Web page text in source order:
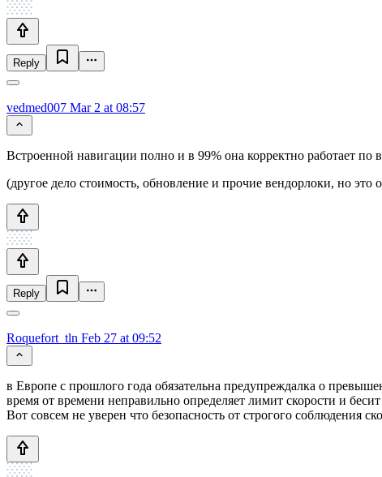
Reply
vedmed007 Mar 2 at 08:57
Встроенной навигации полно и в 99% она корректно работает по
(другое дело стоимость, обновление и прочие вендорлоки, но
Reply
Roquefort_tln Feb 27 at 09:52
в Европе с прошлого года обязательна предупреждалка о
время от времени неправильно определяет лимит скорости и
Вот совсем не уверен что безопасность от строгого соблюдения